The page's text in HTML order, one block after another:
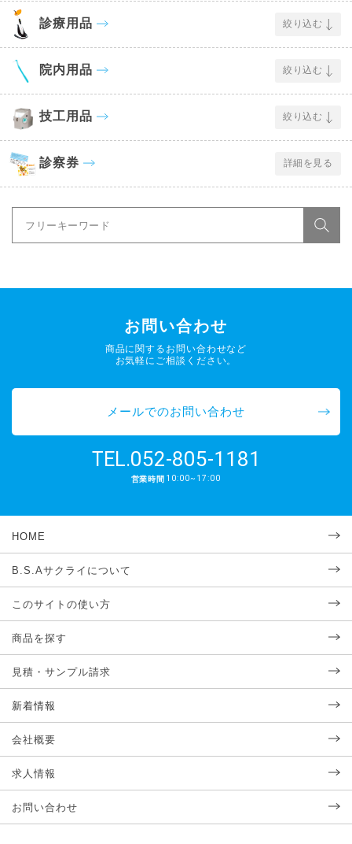
診療用品 絞り込む
院内用品 絞り込む
技工用品 絞り込む
診察券 詳細を見る
お問い合わせ
商品に関するお問い合わせなど
お気軽にご相談ください。
メールでのお問い合わせ
TEL.052-805-1181
営業時間 10:00~17:00
HOME
B.S.Aサクライについて
このサイトの使い方
商品を探す
見積・サンプル請求
新着情報
会社概要
求人情報
お問い合わせ